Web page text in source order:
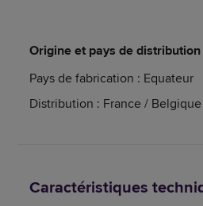
Origine et pays de distribution
Pays de fabrication : Equateur
Distribution : France /
Caractéristiques